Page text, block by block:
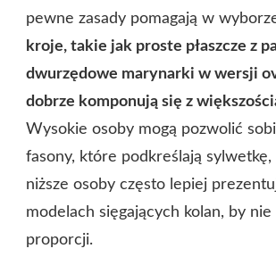
pewne zasady pomagają w
kroje, takie jak proste płaszcze z
dwurzędowe marynarki w wersji
dobrze komponują się z
Wysokie osoby mogą pozwolić
fasony, które podkreślają sylwetkę,
niższe osoby często lepiej
modelach sięgających kolan, by nie
proporcji.